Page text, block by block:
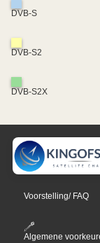
DVB-S
DVB-S2
DVB-S2X
Voorstelling/ FAQ
Algemene